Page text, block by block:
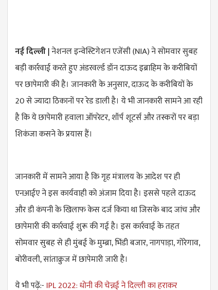
नई दिल्ली |नेशनल इन्वेस्टिगेशन एजेंसी (NIA) ने सोमवार सुबह
बड़ी कार्रवाई करते हुए अंडरवर्ल्ड डॉन दाऊद इब्राहिम के करीबियों
पर छापेमारी की है। जानकारी के अनुसार, दाऊद के करीबियों के
20 से ज्यादा ठिकानों पर रेड डाली है। ये भी जानकारी सामने आ रही
है कि ये छापेमारी हवाला ऑपरेटर, शॉर्प शूटर्स और तस्करों पर बड़ा
शिकंजा कसने के प्रयास हैं।
जानकारी में सामने आया है कि गृह मंत्रालय के आदेश पर ही
एनआईए ने इस कार्यवाही को अंजाम दिया है। इससे पहले दाऊद
और डी कंपनी के खिलाफ केस दर्ज किया था जिसके बाद जांच और
छापेमारी की कार्रवाई शुरू की गई है। इस कार्रवाई के तहत
सोमवार सुबह से ही मुंबई के मुम्ब्रा, भिंडी बजार, नागपाड़ा, गोरेगाव,
बोरीवली, सांताक्रुज में छापेमारी जारी है।
ये भी पढ़ें:- IPL 2022: धोनी की चेन्नई ने दिल्ली का हराकर